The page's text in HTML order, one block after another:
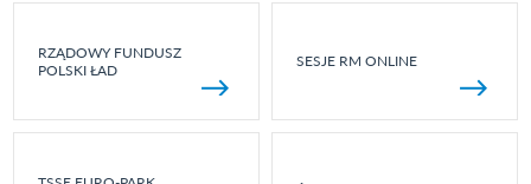
RZĄDOWY FUNDUSZ
POLSKI ŁAD
SESJE RM ONLINE